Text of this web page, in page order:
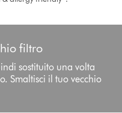
filtro
sostituito una volta
Smaltisci il tuo vecchio